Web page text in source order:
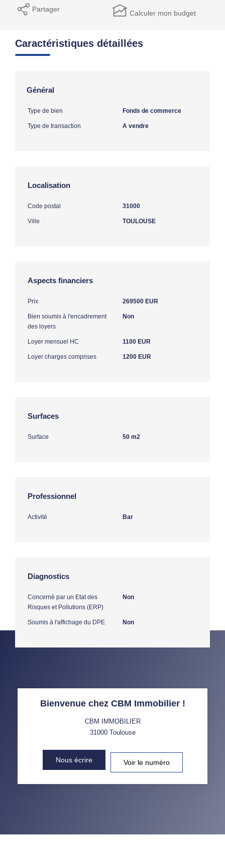
Partager Calculer mon budget
Caractéristiques détaillées
Général
Type de bien Fonds de commerce
Type de transaction A vendre
Localisation
Code postal 31000
Ville TOULOUSE
Aspects financiers
Prix 269500 EUR
Bien soumis à l'encadrement
des loyers
Non
Loyer mensuel HC 1100 EUR
Loyer charges comprises 1200 EUR
Surfaces
Surface 50 m2
Professionnel
Activité Bar
Diagnostics
Concerné par un Etat des
Risques et Pollutions (ERP)
Non
Soumis à l'affichage du DPE Non
Bienvenue chez CBM Immobilier !
CBM IMMOBILIER
31000 Toulouse
Nous écrire Voir le numéro